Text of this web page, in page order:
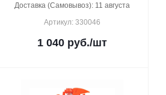
Доставка (Самовывоз): 11 августа
Артикул: 330046
1 040руб./шт